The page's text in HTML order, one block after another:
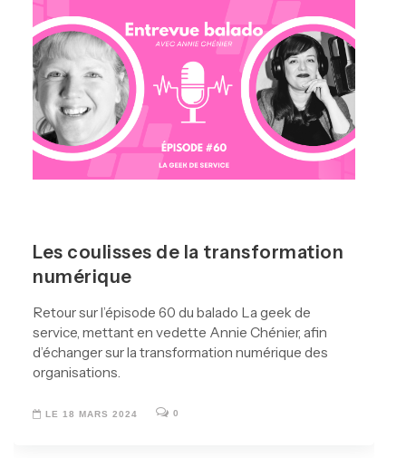
Les coulisses de la transformation
numérique
Retour sur l’épisode 60 du balado La geek de
service, mettant en vedette Annie Chénier, afin
d’échanger sur la transformation numérique des
organisations.
LE 18 MARS 2024 0